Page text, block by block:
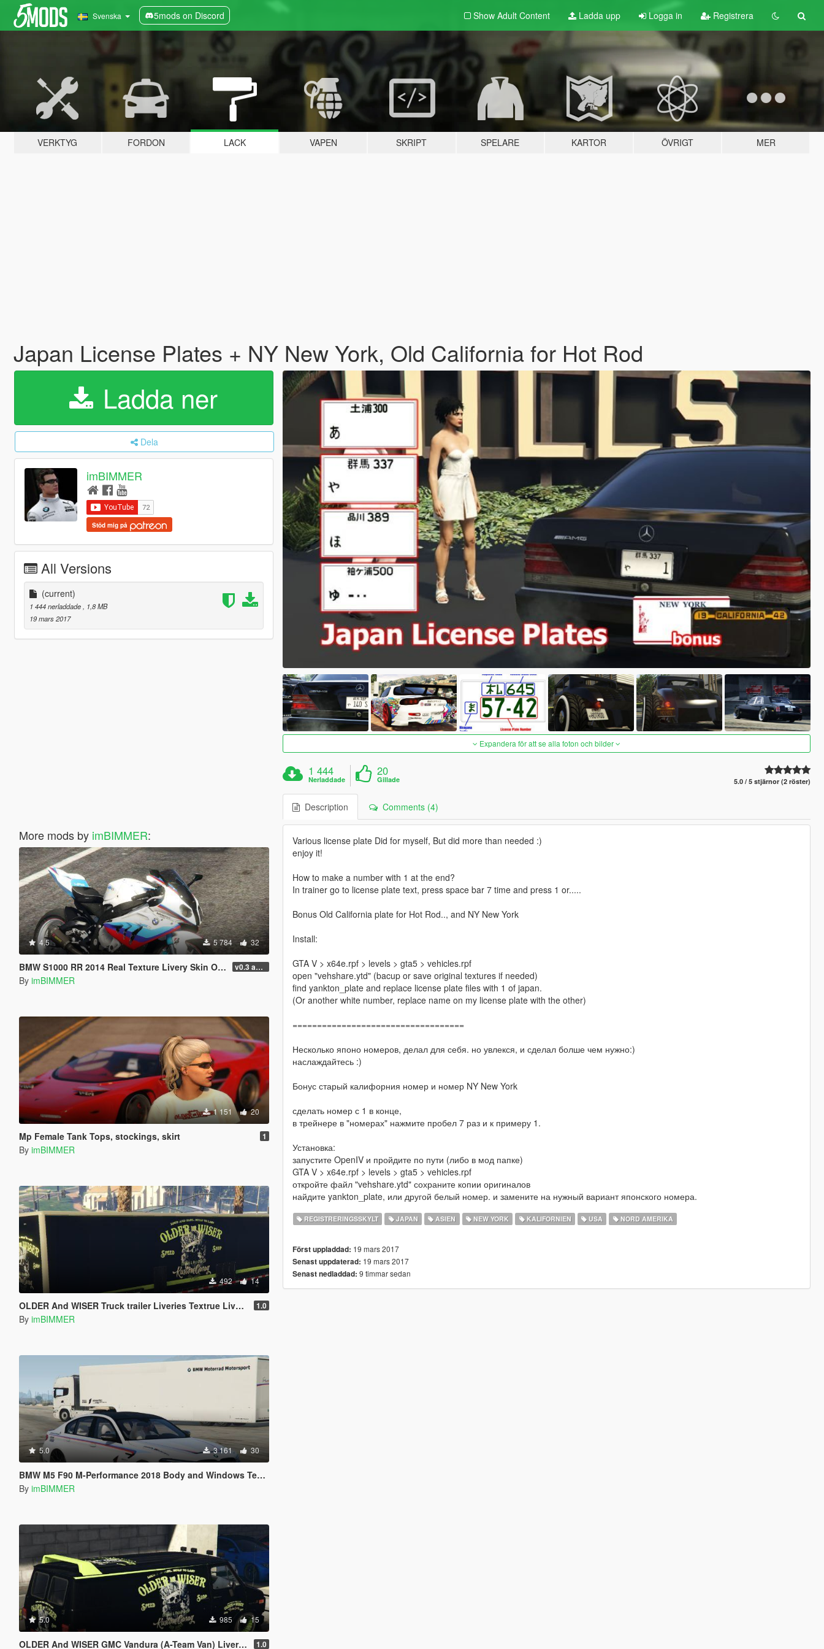
Svenska 5mods on Discord Show Adult Content Ladda upp Logga in Registrera
VERKTYG FORDON LACK VAPEN SKRIPT SPELARE KARTOR ÖVRIGT MER
Japan License Plates + NY New York, Old California for Hot Rod
Ladda ner
Dela
imBIMMER
Stöd mig på
All Versions
(current)
1 444 nerladdade, 1,8 MB
19 mars 2017
More mods by imBIMMER:
4.5 5 784 32
BMW S1000 RR 2014 Real Texture Livery Skin OLDER And WISER v0.3 add Tags S1000RR bike Motorsport
By imBIMMER
1 151 20
Mp Female Tank Tops, stockings, skirt 1
By imBIMMER
492 14
OLDER And WISER Truck trailer Liveries Textrue Livery Skin 1.0
By imBIMMER
5.0 3 161 30
BMW M5 F90 M-Performance 2018 Body and Windows Texture Livery Skin OLDER And WISER
By imBIMMER
5.0 985 15
OLDER And WISER GMC Vandura (A-Team Van) Liveries Textrue Livery Skin 1.0
Expandera för att se alla foton och bilder
1 444
Nerladdade
20
Gillade 5.0 / 5 stjärnor (2 röster)
Description Comments (4)
Various license plate Did for myself, But did more than needed :)
enjoy it!
How to make a number with 1 at the end?
In trainer go to license plate text, press space bar 7 time and press 1 or.....
Bonus Old California plate for Hot Rod.., and NY New York
Install:
GTA V > x64e.rpf > levels > gta5 > vehicles.rpf
open "vehshare.ytd" (bacup or save original textures if needed)
find yankton_plate and replace license plate files with 1 of japan.
(Or another white number, replace name on my license plate with the other)
===================================
Несколько японо номеров, делал для себя. но увлекся, и сделал болше чем нужно:)
наслаждайтесь :)
Бонус старый калифорния номер и номер NY New York
сделать номер с 1 в конце,
в трейнере в "номерах" нажмите пробел 7 раз и к примеру 1.
Установка:
запустите OpenIV и пройдите по пути (либо в мод папке)
GTA V > x64e.rpf > levels > gta5 > vehicles.rpf
откройте файл "vehshare.ytd" сохраните копии оригиналов
найдите yankton_plate, или другой белый номер. и замените на нужный вариант японского номера.
REGISTRERINGSSKYLT JAPAN ASIEN NEW YORK KALIFORNIEN USA NORD AMERIKA
Först uppladdad: 19 mars 2017
Senast uppdaterad: 19 mars 2017
Senast nedladdad: 9 timmar sedan